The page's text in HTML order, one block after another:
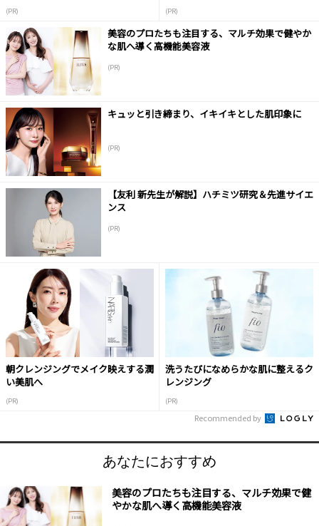
(PR) (PR)
美容のプロたちも注目する、マルチ効果で健やか
な肌へ導く高機能美容液
(PR)
キュッと引き締まり、イキイキとした肌印象に
(PR)
【友利 新先生が解説】ハチミツ研究＆先進サイエ
ンス
(PR)
朝クレンジングでメイク映えする潤
い美肌へ
(PR)
洗うたびになめらかな肌に整えるク
レンジング
(PR)
Recommended by
あなたにおすすめ
美容のプロたちも注目する、マルチ効果で健
やかな肌へ導く高機能美容液